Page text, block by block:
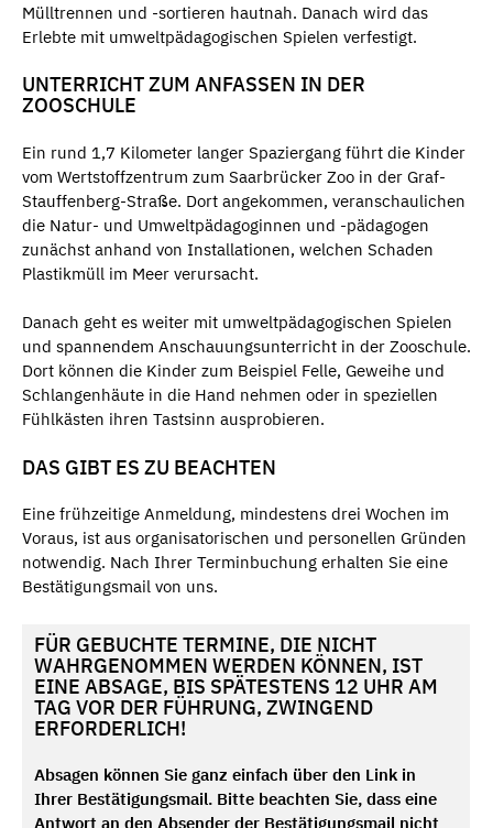
Mülltrennen und -sortieren hautnah. Danach wird das
Erlebte mit umweltpädagogischen Spielen verfestigt.
UNTERRICHT ZUM ANFASSEN IN DER
ZOOSCHULE
Ein rund 1,7 Kilometer langer Spaziergang führt die Kinder
vom Wertstoffzentrum zum Saarbrücker Zoo in der Graf-
Stauffenberg-Straße. Dort angekommen, veranschaulichen
die Natur- und Umweltpädagoginnen und -pädagogen
zunächst anhand von Installationen, welchen Schaden
Plastikmüll im Meer verursacht.
Danach geht es weiter mit umweltpädagogischen Spielen
und spannendem Anschauungsunterricht in der Zooschule.
Dort können die Kinder zum Beispiel Felle, Geweihe und
Schlangenhäute in die Hand nehmen oder in speziellen
Fühlkästen ihren Tastsinn ausprobieren.
DAS GIBT ES ZU BEACHTEN
Eine frühzeitige Anmeldung, mindestens drei Wochen im
Voraus, ist aus organisatorischen und personellen Gründen
notwendig. Nach Ihrer Terminbuchung erhalten Sie eine
Bestätigungsmail von uns.
FÜR GEBUCHTE TERMINE, DIE NICHT
WAHRGENOMMEN WERDEN KÖNNEN, IST
EINE ABSAGE, BIS SPÄTESTENS 12 UHR AM
TAG VOR DER FÜHRUNG, ZWINGEND
ERFORDERLICH!
Absagen können Sie ganz einfach über den Link in
Ihrer Bestätigungsmail. Bitte beachten Sie, dass eine
Antwort an den Absender der Bestätigungsmail nicht